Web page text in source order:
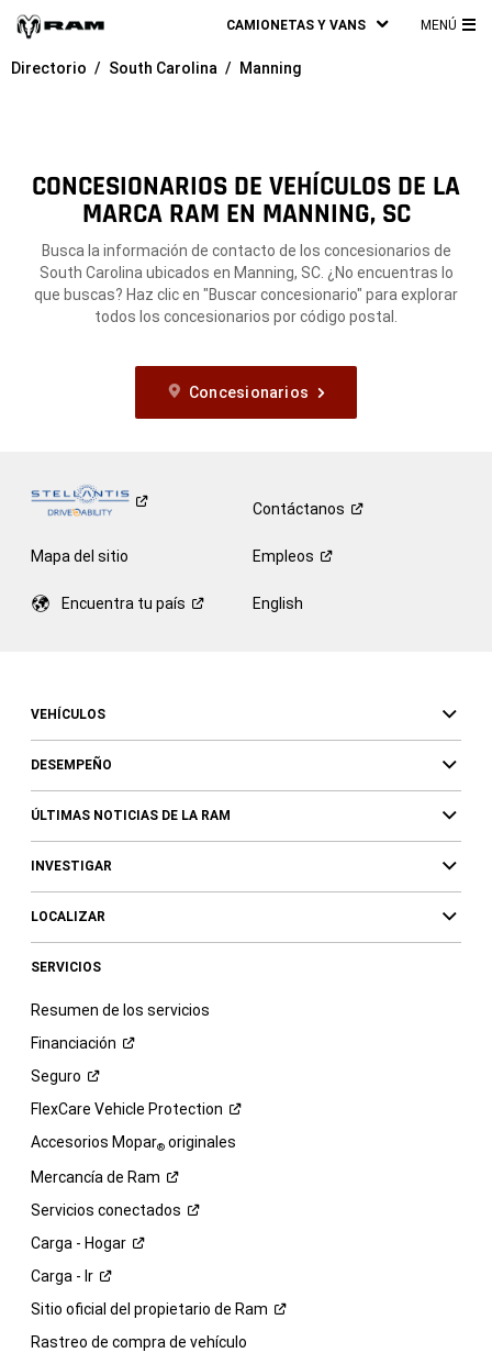
CAMIONETAS Y VANS MENÚ
Directorio South Carolina Manning
CONCESIONARIOS DE VEHÍCULOS DE LA
MARCA RAM EN MANNING, SC
Busca la información de contacto de los concesionarios de
South Carolina ubicados en Manning, SC. ¿No encuentras lo
que buscas? Haz clic en "Buscar concesionario" para explorar
todos los concesionarios por código postal.
Concesionarios
Contáctanos
Mapa del sitio Empleos
Encuentra tu país English
VEHÍCULOS
DESEMPEÑO
ÚLTIMAS NOTICIAS DE LA RAM
INVESTIGAR
LOCALIZAR
SERVICIOS
Resumen de los servicios
Financiación
Seguro
FlexCare Vehicle Protection
Accesorios Mopar®originales
Mercancía de Ram
Servicios conectados
Carga - Hogar
Carga - Ir
Sitio oficial del propietario de Ram
Rastreo de compra de vehículo